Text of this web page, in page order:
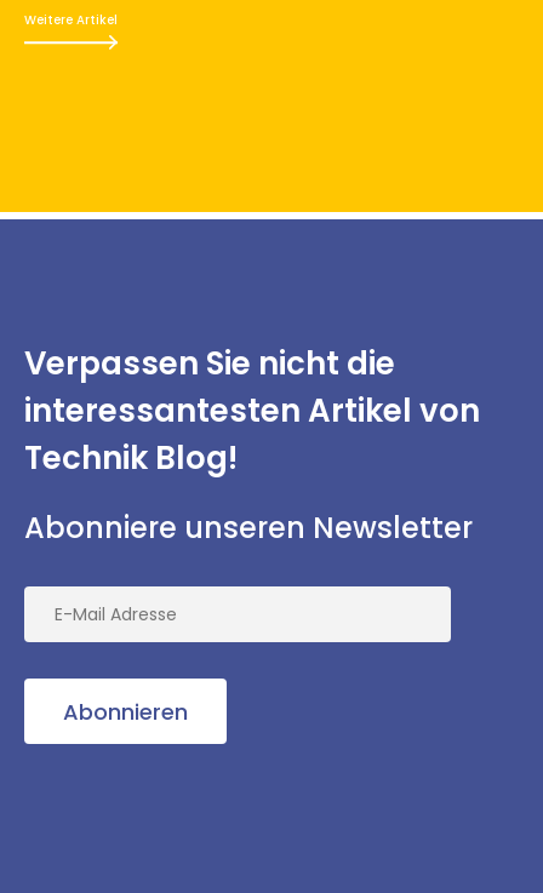
Weitere Artikel
Verpassen Sie nicht die
interessantestenArtikel von
Technik Blog!
Abonniere unseren Newsletter
Abonnieren